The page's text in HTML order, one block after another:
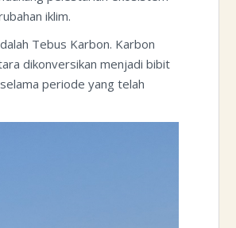
iklim.
Tebus Karbon. Karbon
dikonversikan menjadi bibit
periode yang telah